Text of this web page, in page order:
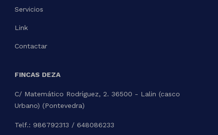
Servicios
Link
Contactar
FINCAS DEZA
C/ Matemático Rodríguez, 2. 36500 - Lalin (casco
Urbano) (Pontevedra)
Telf.: 986792313 / 648086233